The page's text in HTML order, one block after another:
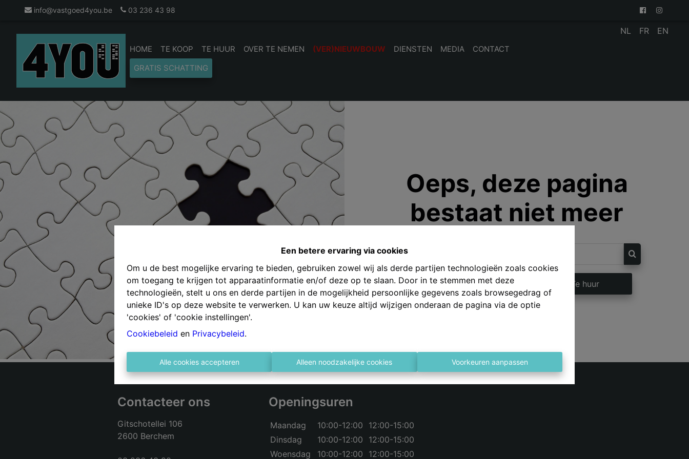
Een betere ervaring via cookies
Om u de best mogelijke ervaring te bieden, gebruiken zowel wij als derde partijen technologieën zoals cookies
om toegang te krijgen tot apparaatinformatie en/of deze op te slaan. Door in te stemmen met deze
technologieën, stelt u ons en derde partijen in de mogelijkheid persoonlijke gegevens zoals browsegedrag of
unieke ID's op deze website te verwerken. U kan uw keuze altijd wijzigen onderaan de pagina via de optie
'cookies' of 'cookie instellingen'.
Cookiebeleid en Privacybeleid.
Alle cookies accepteren Alleen noodzakelijke cookies Voorkeuren aanpassen
info@vastgoed4you.be 03 236 43 98
HOME TE KOOP TE HUUR OVER TE NEMEN (VER)NIEUWBOUW DIENSTEN MEDIA
CONTACT
GRATIS SCHATTING
NL FR EN
Oeps, deze pagina
bestaat niet meer
Te koop Te huur
Contacteer ons
Gitschotellei 106
2600 Berchem
Openingsuren
Maandag 10:00-12:00
12:00-15:00
Dinsdag
10:00-12:00
12:00-15:00
Woensdag
10:00-12:00 12:00-15:00